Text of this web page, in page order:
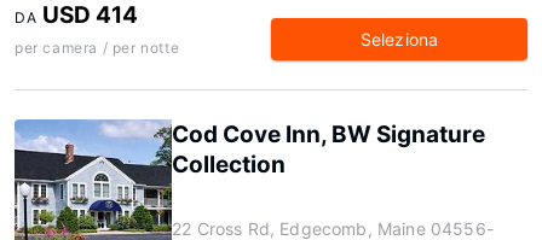
DA USD 414
per camera / per notte Seleziona
Cod Cove Inn, BW Signature
Collection
22 Cross Rd, Edgecomb, Maine 04556-